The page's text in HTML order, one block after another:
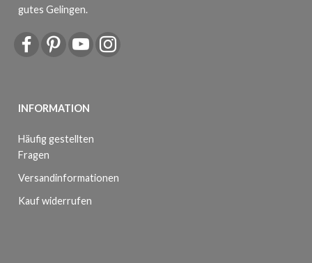
gutes Gelingen.
INFORMATION
Häufig gestellten
Fragen
Versandinformationen
Kauf widerrufen